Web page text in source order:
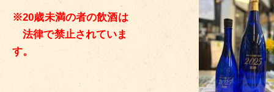
※20歳未満の者の飲酒は
法律で禁止されていま
す。